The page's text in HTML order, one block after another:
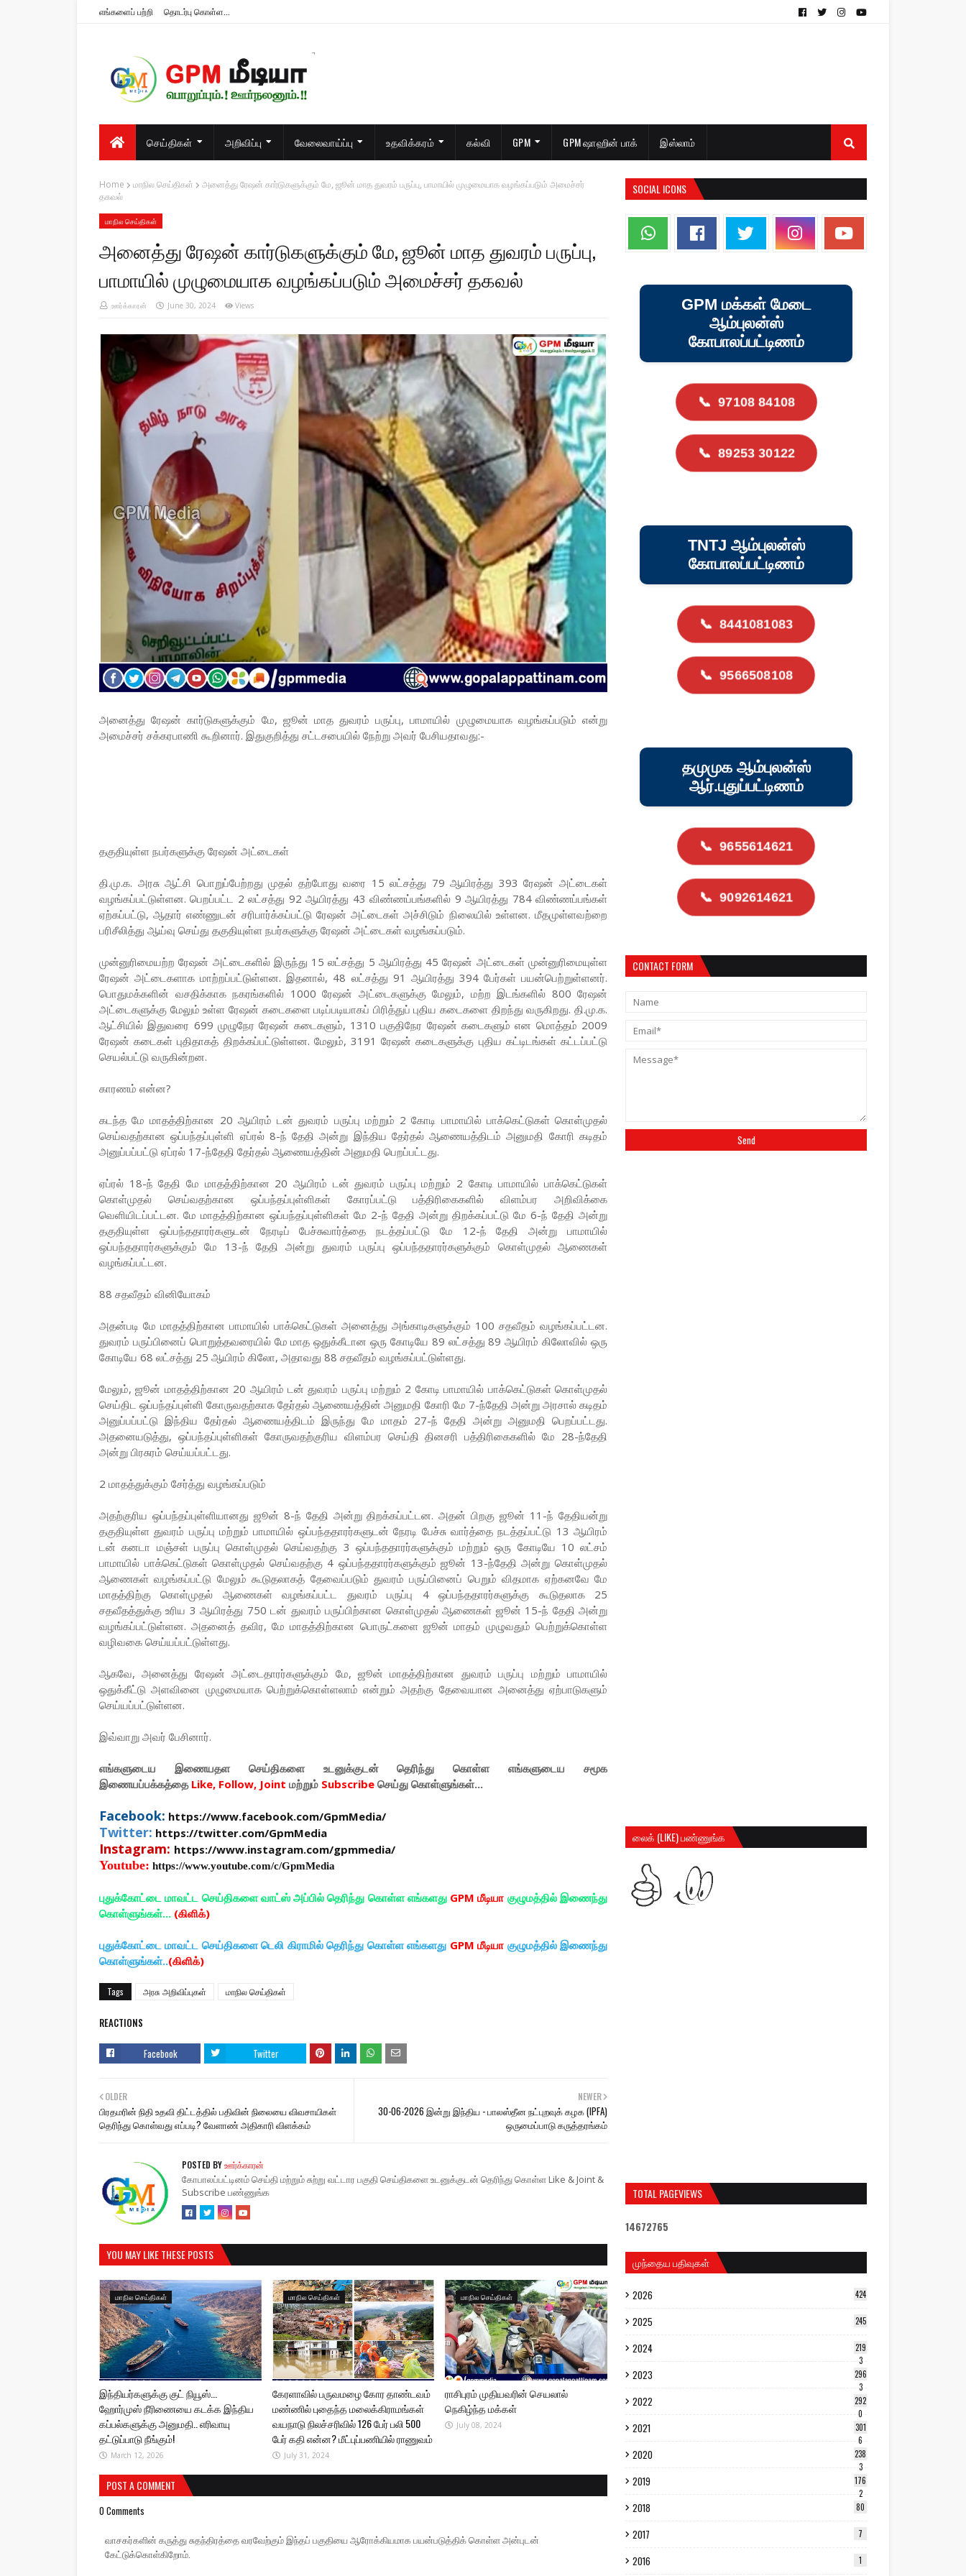
எங்களைப் பற்றி தொடர்பு கொள்ள...
செய்திகள்
அறிவிப்பு வேலைவாய்ப்பு உதவிக்கரம் கல்வி GPM GPM ஷாஹின் பாக் இஸ்லாம்
Home மாநில செய்திகள்
அனைத்து ரேஷன் கார்டுகளுக்கும் மே, ஜூன் மாத துவரம் பருப்பு, பாமாயில் முழுமையாக வழங்கப்படும் அமைச்சர்
தகவல்
மாநில செய்திகள்
அனைத்து ரேஷன் கார்டுகளுக்கும் மே, ஜூன் மாத துவரம் பருப்பு,
பாமாயில் முழுமையாக வழங்கப்படும் அமைச்சர் தகவல்
ஊர்க்காரன் June 30, 2024 Views
அனைத்து ரேஷன் கார்டுகளுக்கும் மே, ஜூன் மாத துவரம் பருப்பு, பாமாயில் முழுமையாக வழங்கப்படும் என்று
அமைச்சர் சக்கரபாணி கூறினார். இதுகுறித்து சட்டசபையில் நேற்று அவர் பேசியதாவது:-
தகுதியுள்ள நபர்களுக்கு ரேஷன் அட்டைகள்
தி.மு.க. அரசு ஆட்சி பொறுப்பேற்றது முதல் தற்போது வரை 15 லட்சத்து 79 ஆயிரத்து 393 ரேஷன் அட்டைகள்
வழங்கப்பட்டுள்ளன. பெறப்பட்ட 2 லட்சத்து 92 ஆயிரத்து 43 விண்ணப்பங்களில் 9 ஆயிரத்து 784 விண்ணப்பங்கள்
ஏற்கப்பட்டு, ஆதார் எண்ணுடன் சரிபார்க்கப்பட்டு ரேஷன் அட்டைகள் அச்சிடும் நிலையில் உள்ளன. மீதமுள்ளவற்றை
பரிசீலித்து ஆய்வு செய்து தகுதியுள்ள நபர்களுக்கு ரேஷன் அட்டைகள் வழங்கப்படும்.
முன்னுரிமையற்ற ரேஷன் அட்டைகளில் இருந்து 15 லட்சத்து 5 ஆயிரத்து 45 ரேஷன் அட்டைகள் முன்னுரிமையுள்ள
ரேஷன் அட்டைகளாக மாற்றப்பட்டுள்ளன. இதனால், 48 லட்சத்து 91 ஆயிரத்து 394 பேர்கள் பயன்பெற்றுள்ளனர்.
பொதுமக்களின் வசதிக்காக நகரங்களில் 1000 ரேஷன் அட்டைகளுக்கு மேலும், மற்ற இடங்களில் 800 ரேஷன்
அட்டைகளுக்கு மேலும் உள்ள ரேஷன் கடைகளை படிப்படியாகப் பிரித்துப் புதிய கடைகளை திறந்து வருகிறது. தி.மு.க.
ஆட்சியில் இதுவரை 699 முழுநேர ரேஷன் கடைகளும், 1310 பகுதிநேர ரேஷன் கடைகளும் என மொத்தம் 2009
ரேஷன் கடைகள் புதிதாகத் திறக்கப்பட்டுள்ளன. மேலும், 3191 ரேஷன் கடைகளுக்கு புதிய கட்டிடங்கள் கட்டப்பட்டு
செயல்பட்டு வருகின்றன.
காரணம் என்ன?
கடந்த மே மாதத்திற்கான 20 ஆயிரம் டன் துவரம் பருப்பு மற்றும் 2 கோடி பாமாயில் பாக்கெட்டுகள் கொள்முதல்
செய்வதற்கான ஒப்பந்தப்புள்ளி ஏப்ரல் 8-ந் தேதி அன்று இந்திய தேர்தல் ஆணையத்திடம் அனுமதி கோரி கடிதம்
அனுப்பப்பட்டு ஏப்ரல் 17-ந்தேதி தேர்தல் ஆணையத்தின் அனுமதி பெறப்பட்டது.
ஏப்ரல் 18-ந் தேதி மே மாதத்திற்கான 20 ஆயிரம் டன் துவரம் பருப்பு மற்றும் 2 கோடி பாமாயில் பாக்கெட்டுகள்
கொள்முதல் செய்வதற்கான ஒப்பந்தப்புள்ளிகள் கோரப்பட்டு பத்திரிகைகளில் விளம்பர அறிவிக்கை
வெளியிடப்பட்டன. மே மாதத்திற்கான ஒப்பந்தப்புள்ளிகள் மே 2-ந் தேதி அன்று திறக்கப்பட்டு மே 6-ந் தேதி அன்று
தகுதியுள்ள ஒப்பந்ததாரர்களுடன் நேரடிப் பேச்சுவார்த்தை நடத்தப்பட்டு மே 12-ந் தேதி அன்று பாமாயில்
ஒப்பந்ததாரர்களுக்கும் மே 13-ந் தேதி அன்று துவரம் பருப்பு ஒப்பந்ததாரர்களுக்கும் கொள்முதல் ஆணைகள்
வழங்கப்பட்டன.
88 சதவீதம் வினியோகம்
அதன்படி மே மாதத்திற்கான பாமாயில் பாக்கெட்டுகள் அனைத்து அங்காடிகளுக்கும் 100 சதவீதம் வழங்கப்பட்டன.
துவரம் பருப்பினைப் பொறுத்தவரையில் மே மாத ஒதுக்கீடான ஒரு கோடியே 89 லட்சத்து 89 ஆயிரம் கிலோவில் ஒரு
கோடியே 68 லட்சத்து 25 ஆயிரம் கிலோ, அதாவது 88 சதவீதம் வழங்கப்பட்டுள்ளது.
மேலும், ஜூன் மாதத்திற்கான 20 ஆயிரம் டன் துவரம் பருப்பு மற்றும் 2 கோடி பாமாயில் பாக்கெட்டுகள் கொள்முதல்
செய்திட ஒப்பந்தப்புள்ளி கோருவதற்காக தேர்தல் ஆணையத்தின் அனுமதி கோரி மே 7-ந்தேதி அன்று அரசால் கடிதம்
அனுப்பப்பட்டு இந்திய தேர்தல் ஆணையத்திடம் இருந்து மே மாதம் 27-ந் தேதி அன்று அனுமதி பெறப்பட்டது.
அதனையடுத்து, ஒப்பந்தப்புள்ளிகள் கோருவதற்குரிய விளம்பர செய்தி தினசரி பத்திரிகைகளில் மே 28-ந்தேதி
அன்று பிரசுரம் செய்யப்பட்டது.
2 மாதத்துக்கும் சேர்த்து வழங்கப்படும்
அதற்குரிய ஒப்பந்தப்புள்ளியானது ஜூன் 8-ந் தேதி அன்று திறக்கப்பட்டன. அதன் பிறகு ஜூன் 11-ந் தேதியன்று
தகுதியுள்ள துவரம் பருப்பு மற்றும் பாமாயில் ஒப்பந்ததாரர்களுடன் நேரடி பேச்சு வார்த்தை நடத்தப்பட்டு 13 ஆயிரம்
டன் கனடா மஞ்சள் பருப்பு கொள்முதல் செய்வதற்கு 3 ஒப்பந்ததாரர்களுக்கும் மற்றும் ஒரு கோடியே 10 லட்சம்
பாமாயில் பாக்கெட்டுகள் கொள்முதல் செய்வதற்கு 4 ஒப்பந்ததாரர்களுக்கும் ஜூன் 13-ந்தேதி அன்று கொள்முதல்
ஆணைகள் வழங்கப்பட்டு மேலும் கூடுதலாகத் தேவைப்படும் துவரம் பருப்பினைப் பெறும் விதமாக ஏற்கனவே மே
மாதத்திற்கு கொள்முதல் ஆணைகள் வழங்கப்பட்ட துவரம் பருப்பு 4 ஒப்பந்ததாரர்களுக்கு கூடுதலாக 25
சதவீதத்துக்கு உரிய 3 ஆயிரத்து 750 டன் துவரம் பருப்பிற்கான கொள்முதல் ஆணைகள் ஜூன் 15-ந் தேதி அன்று
வழங்கப்பட்டுள்ளன. அதனைத் தவிர, மே மாதத்திற்கான பொருட்களை ஜூன் மாதம் முழுவதும் பெற்றுக்கொள்ள
வழிவகை செய்யப்பட்டுள்ளது.
ஆகவே, அனைத்து ரேஷன் அட்டைதாரர்களுக்கும் மே, ஜூன் மாதத்திற்கான துவரம் பருப்பு மற்றும் பாமாயில்
ஒதுக்கீட்டு அளவினை முழுமையாக பெற்றுக்கொள்ளலாம் என்றும் அதற்கு தேவையான அனைத்து ஏற்பாடுகளும்
செய்யப்பட்டுள்ளன.
இவ்வாறு அவர் பேசினார்.
எங்களுடைய இணையதள செய்திகளை உடனுக்குடன் தெரிந்து கொள்ளஎங்களுடைய சமூக
இணையப்பக்கத்தை Like, Follow, Joint மற்றும் Subscribe செய்து கொள்ளுங்கள்...
Facebook: https://www.facebook.com/GpmMedia/
Twitter: https://twitter.com/GpmMedia
Instagram: https://www.instagram.com/gpmmedia/
Youtube: https://www.youtube.com/c/GpmMedia
புதுக்கோட்டை மாவட்ட செய்திகளை வாட்ஸ் அப்பில் தெரிந்து கொள்ள எங்களது GPM மீடியா குழுமத்தில் இணைந்து
கொள்ளுங்கள்... (கிளிக்)
புதுக்கோட்டை மாவட்ட செய்திகளை டெலி கிராமில் தெரிந்து கொள்ள எங்களது GPM மீடியா குழுமத்தில் இணைந்து
கொள்ளுங்கள்..(கிளிக்)
Tags அரசு அறிவிப்புகள் மாநில செய்திகள்
REACTIONS
Facebook Twitter
NEWER
30-06-2026 இன்று இந்திய - பாலஸ்தீன நட்புறவுக் கழக (IPFA)
ஒருமைப்பாடு கருத்தரங்கம்
OLDER
பிரதமரின் நிதி உதவி திட்டத்தில் பதிவின் நிலையை விவசாயிகள்
தெரிந்து கொள்வது எப்படி? வேளாண் அதிகாரி விளக்கம்
POSTED BYஊர்க்காரன்
கோபாலப்பட்டினம் செய்தி மற்றும் சுற்று வட்டார பகுதி செய்திகளை உடனுக்குடன் தெரிந்து கொள்ள Like & Joint &
Subscribe பண்ணுங்க
YOU MAY LIKE THESE POSTS
மாநில செய்திகள்
இந்தியர்களுக்கு குட் நியூஸ்...
ஹோர்முஸ் நீரிணையை கடக்க இந்திய
கப்பல்களுக்கு அனுமதி.. எரிவாயு
தட்டுப்பாடு நீங்கும்!
March 12, 2026
மாநில செய்திகள்
கேரளாவில் பருவமழை கோர தாண்டவம்
மண்ணில் புதைந்த மலைக்கிராமங்கள்
வயநாடு நிலச்சரிவில் 126 பேர் பலி 500
பேர் கதி என்ன? மீட்புப்பணியில் ராணுவம்
July 31, 2024
மாநில செய்திகள்
ராசிபுரம் முதியவரின் செயலால்
நெகிழ்ந்த மக்கள்
July 08, 2024
POST A COMMENT
0 Comments
வாசகர்களின் கருத்து சுதந்திரத்தை வரவேற்கும் இந்தப் பகுதியை ஆரோக்கியமாக பயன்படுத்திக் கொள்ள அன்புடன்
கேட்டுக்கொள்கிறோம்.
SOCIAL ICONS
GPM மக்கள் மேடை
ஆம்புலன்ஸ்
கோபாலப்பட்டிணம்
📞 97108 84108
📞 89253 30122
TNTJ ஆம்புலன்ஸ்
கோபாலப்பட்டிணம்
📞 8441081083
📞 9566508108
தமுமுக ஆம்புலன்ஸ்
ஆர்.புதுப்பட்டிணம்
📞 9655614621
📞 9092614621
CONTACT FORM
லைக் (LIKE) பண்ணுங்க
TOTAL PAGEVIEWS
14672765
முந்தைய பதிவுகள்
2026 424
2025 245
2024
219
3
2023
296
3
2022
292
0
2021
301
6
2020
238
3
2019
176
2
2018 80
2017 7
2016 1